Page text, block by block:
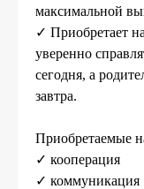
максимальной
✓ Приобретает
уверенно
сегодня, а
завтра.
Приобретаемые
✓ кооперация
✓ коммуникация